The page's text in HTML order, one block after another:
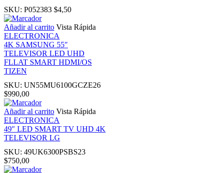
Panel
Panel
panel
panel
SKU: P052383 $4,50
Añadir al carrito Vista Rápida
ELECTRONICA
4K SAMSUNG 55″
TELEVISOR LED UHD
FLLAT SMART HDMI/OS
TIZEN
SKU: UN55MU6100GCZE26
$990,00
Añadir al carrito Vista Rápida
ELECTRONICA
49″ LED SMART TV UHD 4K
TELEVISOR LG
SKU: 49UK6300PSBS23
$750,00